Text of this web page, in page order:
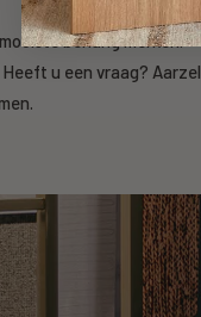
behang merken.
u een vraag? Aarzel